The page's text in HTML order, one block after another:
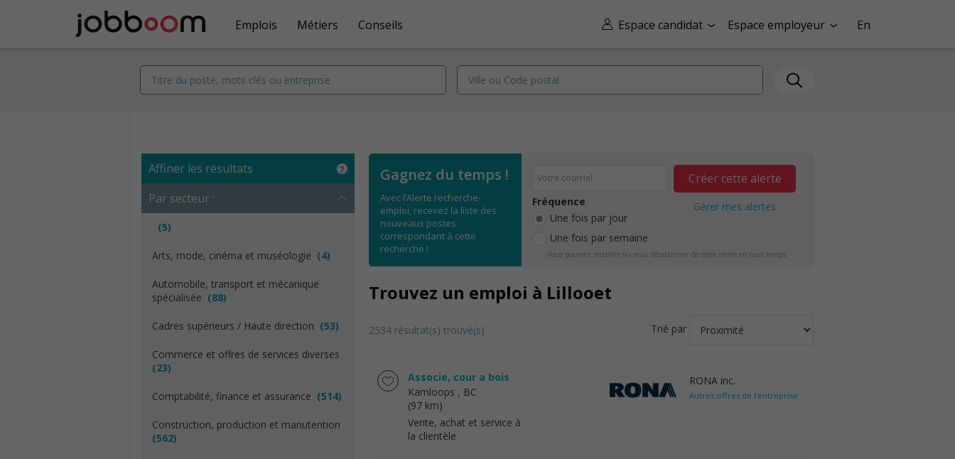
Espace candidat Espace employeur En
Emplois Métiers Conseils
Affiner les résultats
Par secteur :
(5)
Arts, mode, cinéma et muséologie (4)
Automobile, transport et mécanique
spécialisée (88)
Cadres supérieurs / Haute direction (53)
Commerce et offres de services diverses
(23)
Comptabilité, finance et assurance (514)
Construction, production et manutention
(562)
Gagnez du temps !
Avec l’Alerte recherche-
emploi, recevez la liste des
nouveaux postes
correspondant à cette
recherche !
Fréquence
Une fois par jour
Une fois par semaine
Créer cette alerte
Gérer mes alertes
Vous pourrez modifier ou vous désabonner de cette alerte en tout temps.
Trouvez un emploi à Lillooet
2534 résultat(s) trouvé(s) Trié par
Associe, cour a bois
Kamloops , BC
(97 km)
Vente, achat et service à
la clientèle
RONA inc.
Autres offres de l'entreprise